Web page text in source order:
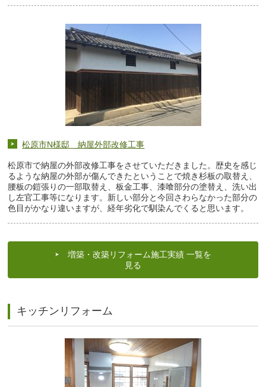
松原市N様邸 納屋外部改修工事
松原市で納屋の外部改修工事をさせていただきました。歴史を感じ
るような納屋の外部が傷んできたということで焼き杉板の取替え、
腰板の鎧張りの一部取替え、板金工事、漆喰部分の塗替え、洗い出
し左官工事等になります。新しい部分と今回さわらなかった部分の
色目がかなり違いますが、経年劣化で馴染んでくると思います。
増築・改築リフォーム施工実績 一覧を
見る
キッチンリフォーム